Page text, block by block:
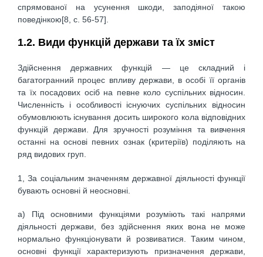
спрямованої на усунення шкоди, заподіяної такою
поведінкою[8, c. 56-57].
1.2. Види функцій держави та їх зміст
Здійснення державних функцій — це складний і
багатогранний процес впливу держави, в особі її органів
та їх посадових осіб на певне коло суспільних відносин.
Численність і особливості існуючих суспільних відносин
обумовлюють існування досить широкого кола відповідних
функцій держави. Для зручності розуміння та вивчення
останні на основі певних ознак (критеріїв) поділяють на
ряд видових груп.
1, За соціальним значенням державної діяльності функції
бувають основні й неосновні.
а) Під основними функціями розуміють такі напрями
діяльності держави, без здійснення яких вона не може
нормально функціонувати й розвиватися. Таким чином,
основні функції характеризують призначення держави,